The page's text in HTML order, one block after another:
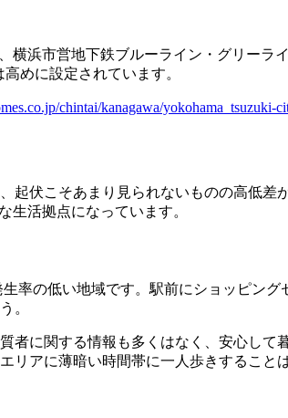
横浜市営地下鉄ブルーライン・グリー
めに設定されています。
chintai/kanagawa/yokohama_tsuzuki-
起伏こそあまり見られないものの高低
生活拠点になっています。
率の低い地域です。駅前にショッピン
。
者に関する情報も多くはなく、安心し
アに薄暗い時間帯に一人歩きすること